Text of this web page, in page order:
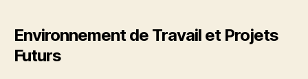
Environnement de Travail et Projets
Futurs